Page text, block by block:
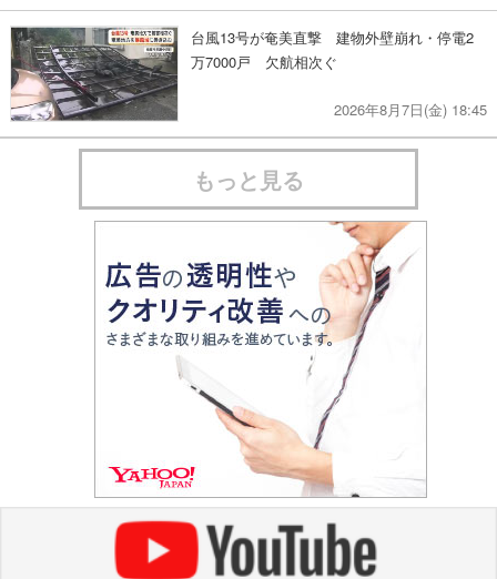
台風13号が奄美直撃 建物外壁崩れ・停電2
万7000戸 欠航相次ぐ
2026年8月7日(金) 18:45
もっと見る